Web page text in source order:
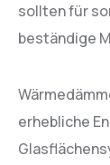
sollten für
beständige
erhebliche